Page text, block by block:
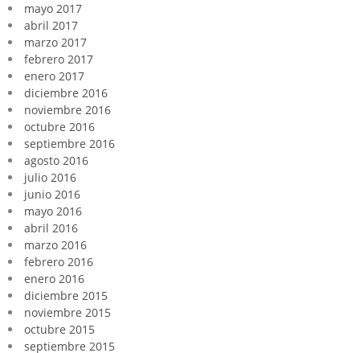
mayo 2017
abril 2017
marzo 2017
febrero 2017
enero 2017
diciembre 2016
noviembre 2016
octubre 2016
septiembre 2016
agosto 2016
julio 2016
junio 2016
mayo 2016
abril 2016
marzo 2016
febrero 2016
enero 2016
diciembre 2015
noviembre 2015
octubre 2015
septiembre 2015